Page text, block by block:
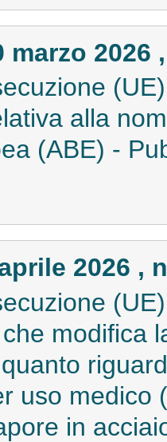
marzo 2026
alla
(ABE) -
2026 ,
modifica
uso medico
in